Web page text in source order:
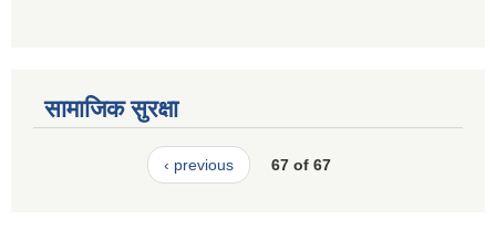
सामाजिक सुरक्षा
‹ previous 67 of 67